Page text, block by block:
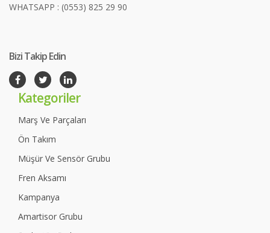
WHATSAPP : (0553) 825 29 90
Bizi Takip Edin
Kategoriler
Marş Ve Parçaları
Ön Takım
Müşür Ve Sensör Grubu
Fren Aksamı
Kampanya
Amartisor Grubu